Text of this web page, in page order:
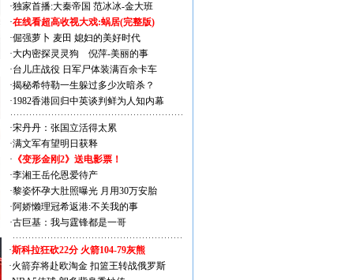
·独家首播:大秦帝国 范冰冰-金大班
·在线看超高收视大戏:蜗居(完整版)
·倔强萝卜 麦田 媳妇的美好时代
·大内密探灵灵狗
倪萍-美丽的事
·台儿庄战役 日军尸体装满百余卡车
·揭秘希特勒一生躲过多少次暗杀？
·1982香港回归中英谈判鲜为人知内幕
·宋丹丹：张国立活得太累
·满文军有望明日获释
· 《变形金刚2》送电影票！
·李湘王岳伦恩爱待产
·黎姿怀孕大肚照曝光 月用30万安胎
·阿娇懒理冠希返港:不关我的事
·古巨基：我与霆锋都是一哥
·斯科拉狂砍22分 火箭104-79灰熊
·火箭弃将赴欧淘金 扣篮王转战俄罗斯